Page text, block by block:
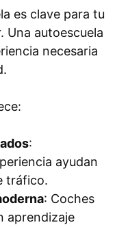
es clave para tu
autoescuela
necesaria
:
ayudan
tráfico.
: Coches
aprendizaje